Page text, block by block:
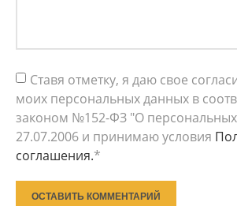
Ставя отметку, я даю свое
моих персональных данных в
законом №152-ФЗ "О
27.07.2006 и принимаю условия
соглашения.*
ОСТАВИТЬ КОММЕНТАРИЙ